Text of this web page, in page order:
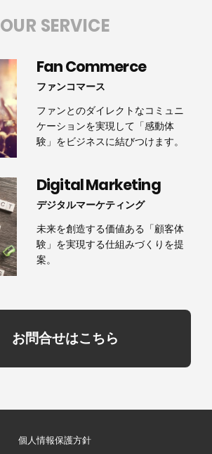
OUR SERVICE
Fan Commerce
ファンコマース
ファンとのダイレクトなコミュニ
ケーションを実現して「感動体
験」をビジネスに結びつけます。
Digital Marketing
デジタルマーケティング
未来を創造する価値ある「顧客体
験」を実現する仕組みづくりを提
案。
お問合せはこちら
個人情報保護方針